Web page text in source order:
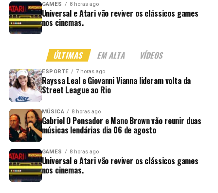
GAMES 8 horas ago
Universal e Atari vão reviver os clássicos games
nos cinemas.
ÚLTIMAS EM ALTA VÍDEOS
ESPORTE 7 horas ago
Rayssa Leal e Giovanni Vianna lideram volta da
Street League ao Rio
MÚSICA 8 horas ago
Gabriel O Pensador e Mano Brown vão reunir duas
músicas lendárias dia 06 de agosto
GAMES 8 horas ago
Universal e Atari vão reviver os clássicos games
nos cinemas.